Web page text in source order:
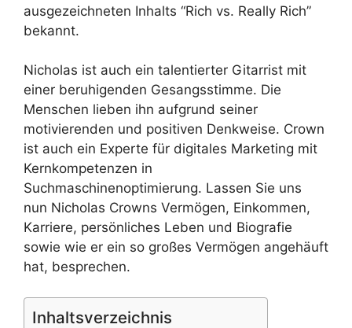
ausgezeichneten Inhalts “Rich vs. Really Rich”
bekannt.
Nicholas ist auch ein talentierter Gitarrist mit
einer beruhigenden Gesangsstimme. Die
Menschen lieben ihn aufgrund seiner
motivierenden und positiven Denkweise. Crown
ist auch ein Experte für digitales Marketing mit
Kernkompetenzen in
Suchmaschinenoptimierung. Lassen Sie uns
nun Nicholas Crowns Vermögen, Einkommen,
Karriere, persönliches Leben und Biografie
sowie wie er ein so großes Vermögen angehäuft
hat, besprechen.
Inhaltsverzeichnis